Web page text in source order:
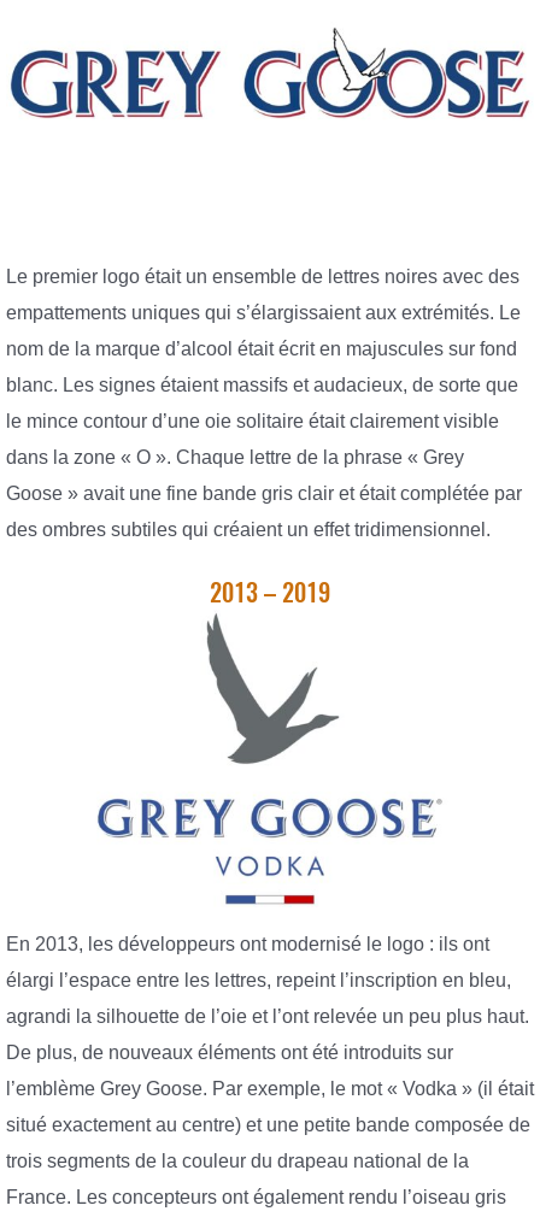
Le premier logo était un ensemble de lettres noires avec des
empattements uniques qui s’élargissaient aux extrémités. Le
nom de la marque d’alcool était écrit en majuscules sur fond
blanc. Les signes étaient massifs et audacieux, de sorte que
le mince contour d’une oie solitaire était clairement visible
dans la zone « O ». Chaque lettre de la phrase « Grey
Goose » avait une fine bande gris clair et était complétée par
des ombres subtiles qui créaient un effet tridimensionnel.
2013 – 2019
En 2013, les développeurs ont modernisé le logo : ils ont
élargi l’espace entre les lettres, repeint l’inscription en bleu,
agrandi la silhouette de l’oie et l’ont relevée un peu plus haut.
De plus, de nouveaux éléments ont été introduits sur
l’emblème Grey Goose. Par exemple, le mot « Vodka » (il était
situé exactement au centre) et une petite bande composée de
trois segments de la couleur du drapeau national de la
France. Les concepteurs ont également rendu l’oiseau gris